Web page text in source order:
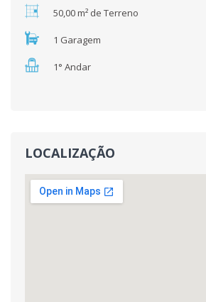
50,00 m² de Terreno
1 Garagem
1° Andar
LOCALIZAÇÃO